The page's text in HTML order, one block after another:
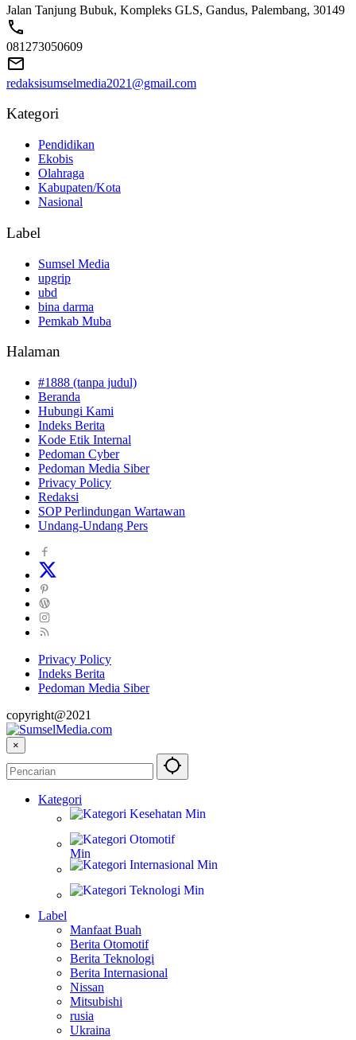
Jalan Tanjung Bubuk, Kompleks GLS, Gandus, Palembang, 30149
081273050609
redaksisumselmedia2021@gmail.com
Kategori
Pendidikan
Ekobis
Olahraga
Kabupaten/Kota
Nasional
Label
Sumsel Media
upgrip
ubd
bina darma
Pemkab Muba
Halaman
#1888 (tanpa judul)
Beranda
Hubungi Kami
Indeks Berita
Kode Etik Internal
Pedoman Cyber
Pedoman Media Siber
Privacy Policy
Redaksi
SOP Perlindungan Wartawan
Undang-Undang Pers
Privacy Policy
Indeks Berita
Pedoman Media Siber
copyright@2021
×
Kategori
Label
Manfaat Buah
Berita Otomotif
Berita Teknologi
Berita Internasional
Nissan
Mitsubishi
rusia
Ukraina